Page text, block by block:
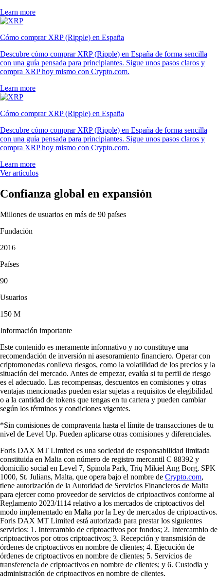
Learn more
Cómo comprar XRP (Ripple) en España
Descubre cómo comprar XRP (Ripple) en España de forma sencilla
con una guía pensada para principiantes. Sigue unos pasos claros y
compra XRP hoy mismo con Crypto.com.
Learn more
Cómo comprar XRP (Ripple) en España
Descubre cómo comprar XRP (Ripple) en España de forma sencilla
con una guía pensada para principiantes. Sigue unos pasos claros y
compra XRP hoy mismo con Crypto.com.
Learn more
Ver artículos
Confianza global en expansión
Millones de usuarios en más de 90 países
Fundación
2016
Países
90
Usuarios
150 M
Información importante
Este contenido es meramente informativo y no constituye una
recomendación de inversión ni asesoramiento financiero. Operar con
criptomonedas conlleva riesgos, como la volatilidad de los precios y la
situación del mercado. Antes de empezar, evalúa si tu perfil de riesgo
es el adecuado. Las recompensas, descuentos en comisiones y otras
ventajas mencionadas pueden estar sujetas a requisitos de elegibilidad
o a la cantidad de tokens que tengas en tu cartera y pueden cambiar
según los términos y condiciones vigentes.
*Sin comisiones de compraventa hasta el límite de transacciones de tu
nivel de Level Up. Pueden aplicarse otras comisiones y diferenciales.
Foris DAX MT Limited es una sociedad de responsabilidad limitada
constituida en Malta con número de registro mercantil C 88392 y
domicilio social en Level 7, Spinola Park, Triq Mikiel Ang Borg, SPK
1000, St. Julians, Malta, que opera bajo el nombre de Crypto.com,
tiene autorización de la Autoridad de Servicios Financieros de Malta
para ejercer como proveedor de servicios de criptoactivos conforme al
Reglamento 2023/1114 relativo a los mercados de criptoactivos del
modo implementado en Malta por la Ley de mercados de criptoactivos.
Foris DAX MT Limited está autorizada para prestar los siguientes
servicios: 1. Intercambio de criptoactivos por fondos; 2. Intercambio de
criptoactivos por otros criptoactivos; 3. Recepción y transmisión de
órdenes de criptoactivos en nombre de clientes; 4. Ejecución de
órdenes de criptoactivos en nombre de clientes; 5. Servicios de
transferencia de criptoactivos en nombre de clientes; y 6. Custodia y
administración de criptoactivos en nombre de clientes.